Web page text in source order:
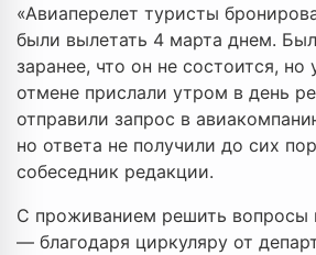
«Авиаперелет туристы
были вылетать 4 марта днем.
заранее, что он не состоится, но
отмене прислали утром в день
отправили запрос в
но ответа не получили до сих
собеседник редакции.
С проживанием решить вопросы
— благодаря циркуляру от